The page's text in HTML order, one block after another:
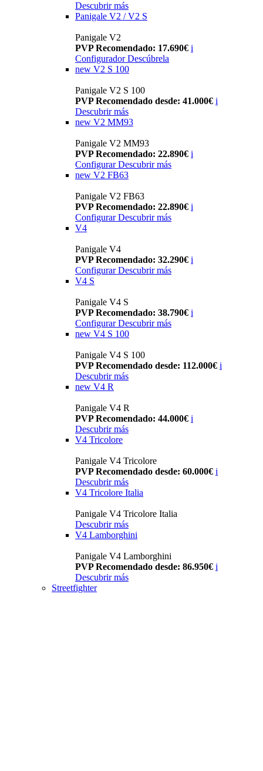
Descubrir más
Panigale V2 / V2 S
Panigale V2
PVP Recomendado: 17.690€ i
Configurador Descúbrela
new V2 S 100
Panigale V2 S 100
PVP Recomendado desde: 41.000€ i
Descubrir más
new V2 MM93
Panigale V2 MM93
PVP Recomendado: 22.890€ i
Configurar Descubrir más
new V2 FB63
Panigale V2 FB63
PVP Recomendado: 22.890€ i
Configurar Descubrir más
V4
Panigale V4
PVP Recomendado: 32.290€ i
Configurar Descubrir más
V4 S
Panigale V4 S
PVP Recomendado: 38.790€ i
Configurar Descubrir más
new V4 S 100
Panigale V4 S 100
PVP Recomendado desde: 112.000€ i
Descubrir más
new V4 R
Panigale V4 R
PVP Recomendado: 44.000€ i
Descubrir más
V4 Tricolore
Panigale V4 Tricolore
PVP Recomendado desde: 60.000€ i
Descubrir más
V4 Tricolore Italia
Panigale V4 Tricolore Italia
Descubrir más
V4 Lamborghini
Panigale V4 Lamborghini
PVP Recomendado desde: 86.950€ i
Descubrir más
Streetfighter